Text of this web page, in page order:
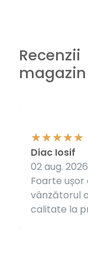
Recenzii
magazin
Foarte
vânzătorul
calitate la
Diac Iosif
02 aug. 2026